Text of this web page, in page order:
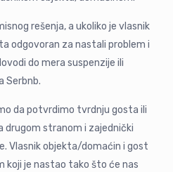
rešenja, a ukoliko je vlasnik
odgovoran za nastali problem i
do mera suspenzije ili
Serbnb.
da potvrdimo tvrdnju gosta ili
drugom stranom i zajednički
Vlasnik objekta/domaćin i gost
koji je nastao tako što će nas